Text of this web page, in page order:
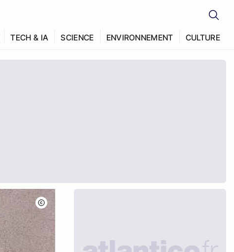
TECH & IA SCIENCE ENVIRONNEMENT CULTURE